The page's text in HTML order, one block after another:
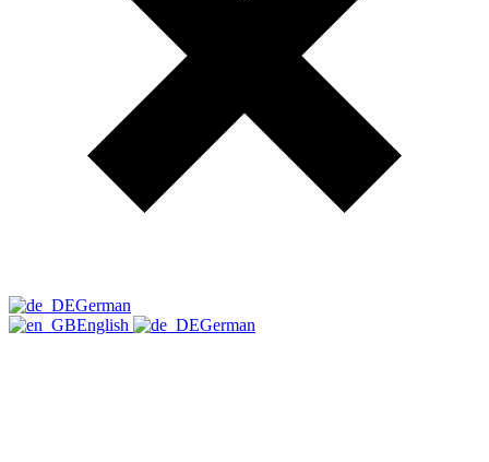
German
English
German